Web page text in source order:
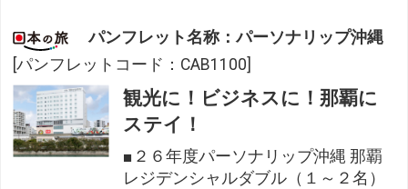
パンフレット名称：パーソナリップ沖縄
[パンフレットコード：CAB1100]
観光に！ビジネスに！那覇に
ステイ！
■２６年度パーソナリップ沖縄 那覇
レジデンシャルダブル（１～２名）